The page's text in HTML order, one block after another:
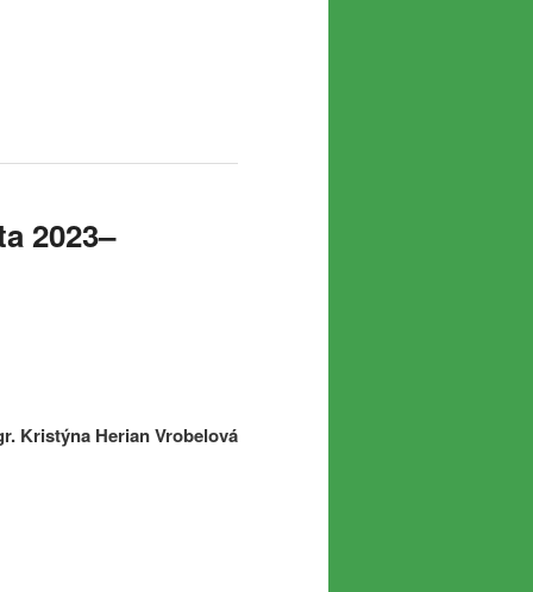
2023–
Kristýna Herian Vrobelová